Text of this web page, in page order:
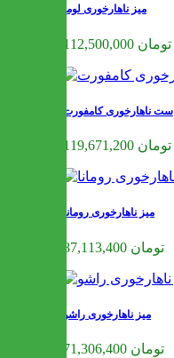
میز ناهارخوری لوما
112,500,000 تومان
ست ناهارخوری کامفورت
119,671,200 تومان
میز ناهارخوری رومانا
87,113,400 تومان
میز ناهارخوری راشو
71,306,400 تومان